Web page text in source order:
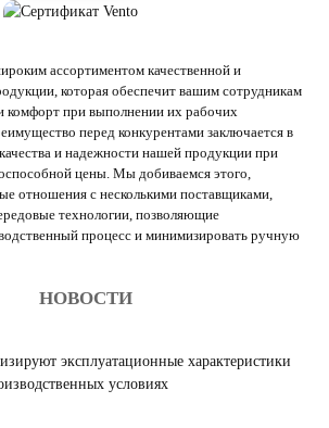
ассортиментом качественной и
которая обеспечит вашим сотрудникам
при выполнении их рабочих
перед конкурентами заключается в
и надежности нашей продукции при
цены. Мы добиваемся этого,
отношения с несколькими поставщиками,
технологии, позволяющие
процесс и минимизировать ручную
НОВОСТИ